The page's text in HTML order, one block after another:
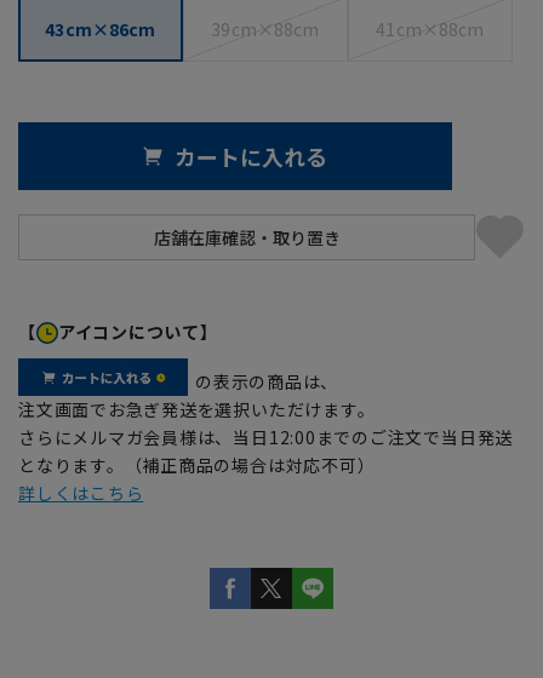
43cm×86cm 39cm×88cm 41cm×88cm
カートに入れる
【 アイコンについて】
の表示の商品は、
注文画面でお急ぎ発送を選択いただけます。
さらにメルマガ会員様は、当日12:00までのご注文で当日発送
となります。（補正商品の場合は対応不可）
詳しくはこちら